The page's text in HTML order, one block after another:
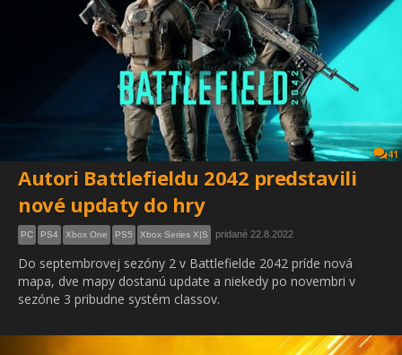
41
Autori Battlefieldu 2042 predstavili
nové updaty do hry
PC PS4 Xbox One PS5 Xbox Series X|S pridané 22.8.2022
Do septembrovej sezóny 2 v Battlefielde 2042 príde nová
mapa, dve mapy dostanú update a niekedy po novembri v
sezóne 3 pribudne systém classov.